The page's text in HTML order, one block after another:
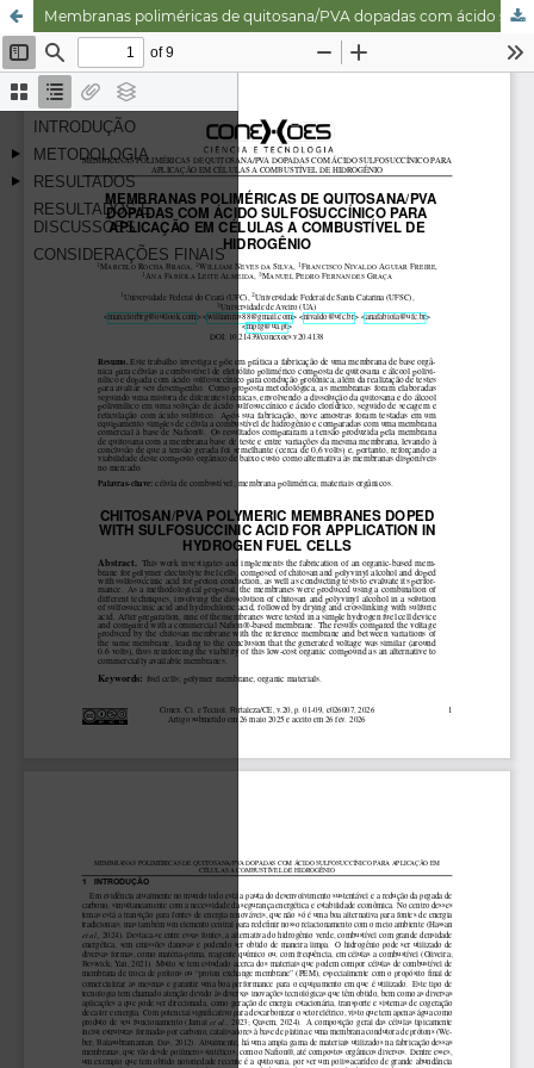
Membranas poliméricas de quitosana/PVA dopadas com ácido sulfosuccínico para aplicação em células a combustível de hidrogênio